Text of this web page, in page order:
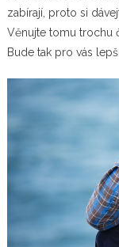
zabírají, proto si
Věnujte tomu trochu
Bude tak pro vás